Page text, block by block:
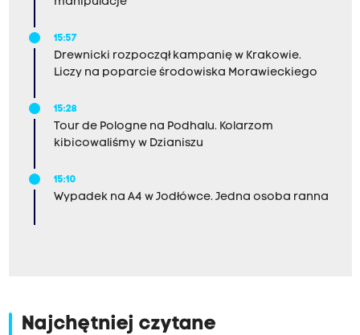
15:57
Drewnicki rozpoczął kampanię w Krakowie.
Liczy na poparcie środowiska Morawieckiego
15:28
Tour de Pologne na Podhalu. Kolarzom
kibicowaliśmy w Dzianiszu
15:10
Wypadek na A4 w Jodłówce. Jedna osoba ranna
Najchętniej czytane